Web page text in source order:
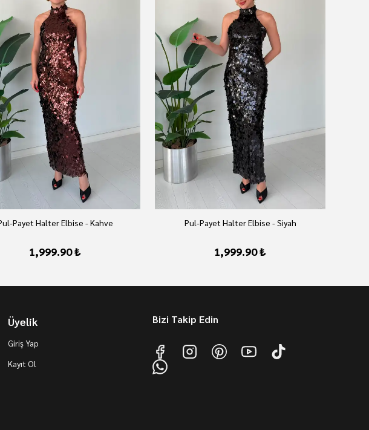
Payet Halter Elbise - Kahve
1,999.90 ₺
Pul-Payet Halter Elbise - Siyah
1,999.90 ₺
Üyelik
Giriş Yap
Kayıt Ol
Bizi Takip Edin